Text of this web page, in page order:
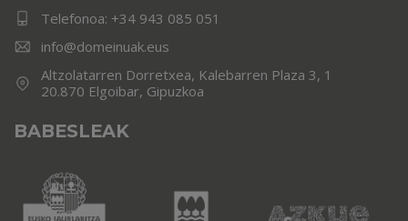
Telefonoa: +34 943 085 051
info@domeinuak.eus
Altzolatarren Dorretxea, Kalebarren Plaza 3, 1
20.870 Elgoibar, Gipuzkoa
BABESLEAK